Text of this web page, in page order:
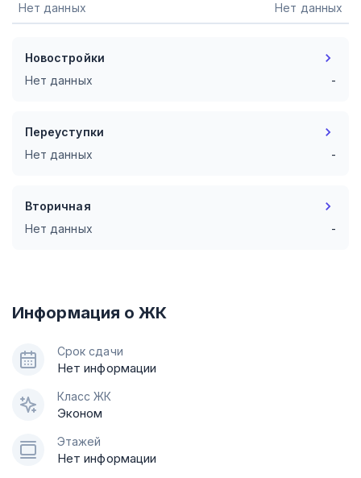
Нет данных
Нет данных
Новостройки
Нет данных
-
Переуступки
Нет данных
-
Вторичная
Нет данных
-
Информация о ЖК
Срок сдачи
Нет информации
Класс ЖК
Эконом
Этажей
Нет информации